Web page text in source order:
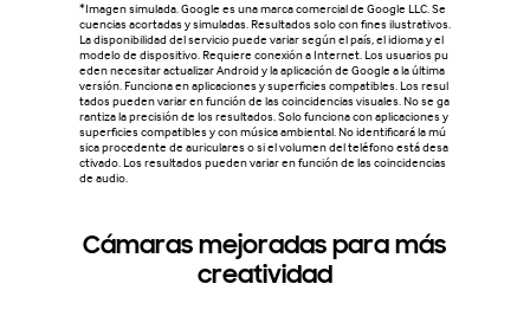
*Imagen simulada. Google es una marca comercial de Google LLC. Se
cuencias acortadas y simuladas. Resultados solo con fines ilustrativos.
La disponibilidad del servicio puede variar según el país, el idioma y el
modelo de dispositivo. Requiere conexión a Internet. Los usuarios pu
eden necesitar actualizar Android y la aplicación de Google a la última
versión. Funciona en aplicaciones y superficies compatibles. Los resul
tados pueden variar en función de las coincidencias visuales. No se ga
rantiza la precisión de los resultados. Solo funciona con aplicaciones y
superficies compatibles y con música ambiental. No identificará la mú
sica procedente de auriculares o si el volumen del teléfono está desa
ctivado. Los resultados pueden variar en función de las coincidencias
de audio.
Cámaras mejoradas para más
creatividad